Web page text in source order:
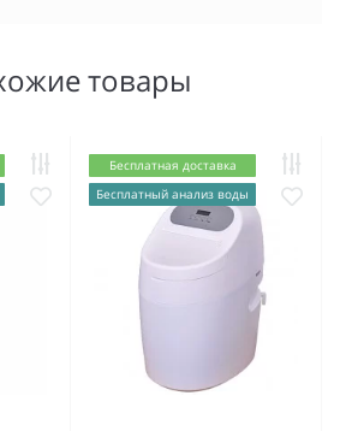
товары
Бесплатная доставка
Бесплатный анализ воды